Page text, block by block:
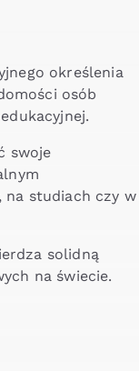
określenia
osób
swoje
na studiach czy w
solidną
na świecie.